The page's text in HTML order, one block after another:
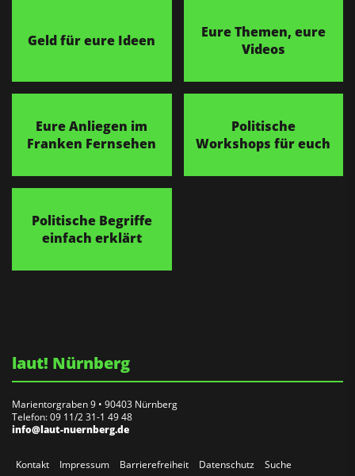
Geld für eure Ideen
Eure Themen, eure
Videos
Eure Anliegen im
Franken Fernsehen
Politische
Workshops für euch
Politische Begriffe
einfach erklärt
laut! Nürnberg
Marientorgraben 9 • 90403 Nürnberg
Telefon: 09 11/2 31-1 49 48
info@laut-nuernberg.de
Kontakt Impressum Barrierefreiheit Datenschutz Suche